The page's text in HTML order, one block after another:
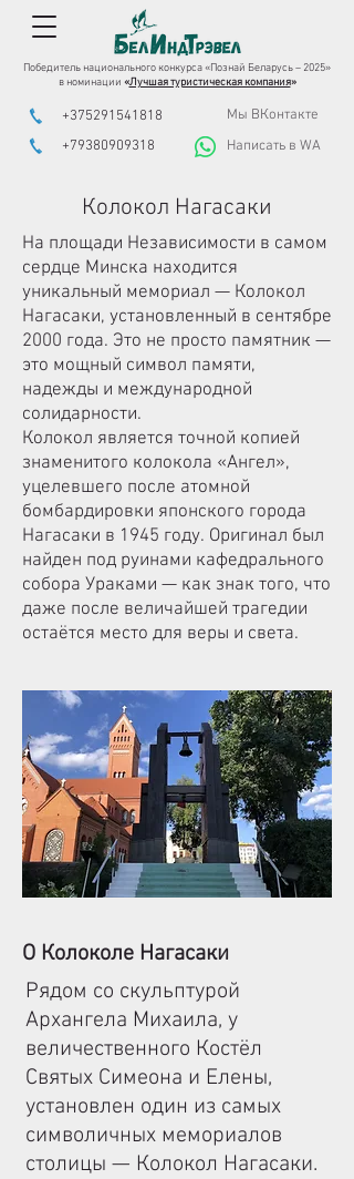
Победитель национального конкурса «Познай Беларусь – 2025»
в номинации «Лучшая туристическая компания»
+375291541818
Мы ВКонтакте
+79380909318
Написать в WA
Колокол Нагасаки
На площади Независимости в самом
сердце Минска находится
уникальный мемориал — Колокол
Нагасаки, установленный в сентябре
2000 года. Это не просто памятник —
это мощный символ памяти,
надежды и международной
солидарности.
Колокол является точной копией
знаменитого колокола «Ангел»,
уцелевшего после атомной
бомбардировки японского города
Нагасаки в 1945 году. Оригинал был
найден под руинами кафедрального
собора Ураками — как знак того, что
даже после величайшей трагедии
остаётся место для веры и света.
О Колоколе Нагасаки
Рядом со скульптурой
Архангела Михаила, у
величественного Костёл
Святых Симеона и Елены,
установлен один из самых
символичных мемориалов
столицы — Колокол Нагасаки.